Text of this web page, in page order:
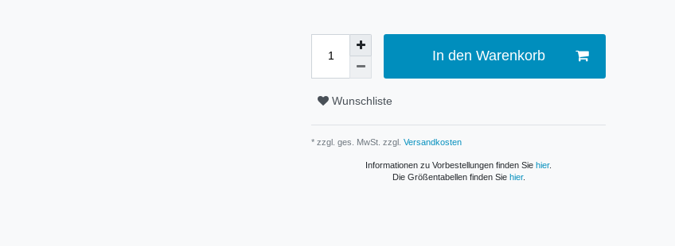
In den Warenkorb
Wunschliste
* zzgl. ges. MwSt. zzgl. Versandkosten
Informationen zu Vorbestellungen finden Sie hier.
Die Größentabellen finden Sie hier.